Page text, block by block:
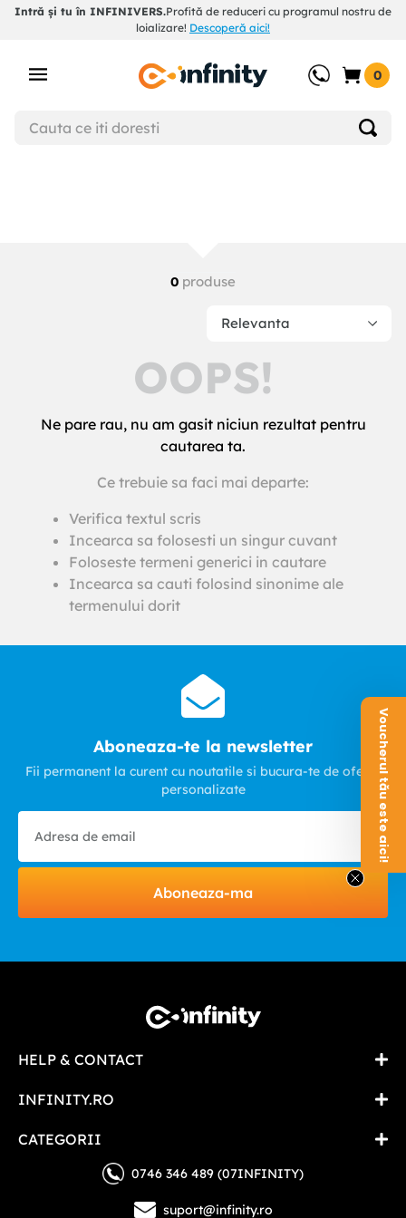
Intră și tu în INFINIVERS.Profită de reduceri cu programul nostru de
loializare! Descoperă aici!
0
0 produse
Relevanta
OOPS!
Ne pare rau, nu am gasit niciun rezultat pentru
cautarea ta.
Ce trebuie sa faci mai departe:
Verifica textul scris
Incearca sa folosesti un singur cuvant
Foloseste termeni generici in cautare
Incearca sa cauti folosind sinonime ale
termenului dorit
Aboneaza-te la newsletter
Fii permanent la curent cu noutatile si bucura-te de oferte
personalizate
Aboneaza-ma
HELP & CONTACT
INFINITY.RO
CATEGORII
0746 346 489 (07INFINITY)
suport@infinity.ro
Voucherul tău este aici!